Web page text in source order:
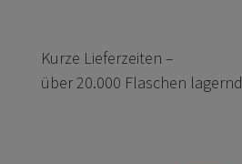
Kurze Lieferzeiten –
über 20.000 Flaschen lagernd